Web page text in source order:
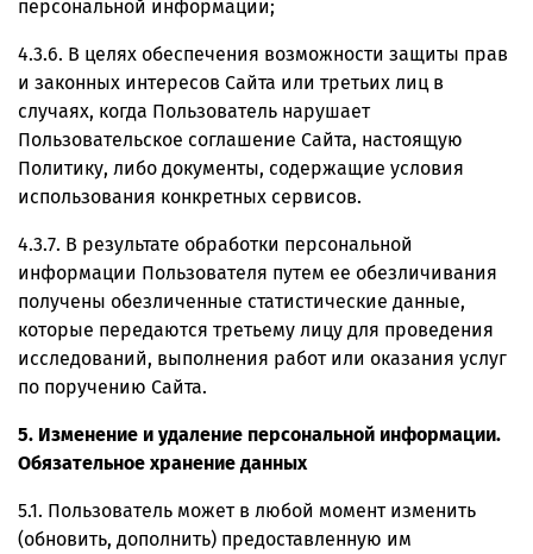
персональной информации;
4.3.6. В целях обеспечения возможности защиты прав
и законных интересов Сайта или третьих лиц в
случаях, когда Пользователь нарушает
Пользовательское соглашение Сайта, настоящую
Политику, либо документы, содержащие условия
использования конкретных сервисов.
4.3.7. В результате обработки персональной
информации Пользователя путем ее обезличивания
получены обезличенные статистические данные,
которые передаются третьему лицу для проведения
исследований, выполнения работ или оказания услуг
по поручению Сайта.
5. Изменение и удаление персональной информации.
Обязательное хранение данных
5.1. Пользователь может в любой момент изменить
(обновить, дополнить) предоставленную им